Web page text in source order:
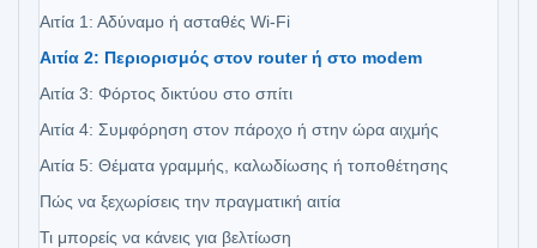
Αιτία 1: Αδύναμο ή ασταθές Wi‑Fi
Αιτία 2: Περιορισμός στον router ή στο modem
Αιτία 3: Φόρτος δικτύου στο σπίτι
Αιτία 4: Συμφόρηση στον πάροχο ή στην ώρα αιχμής
Αιτία 5: Θέματα γραμμής, καλωδίωσης ή τοποθέτησης
Πώς να ξεχωρίσεις την πραγματική αιτία
Τι μπορείς να κάνεις για βελτίωση